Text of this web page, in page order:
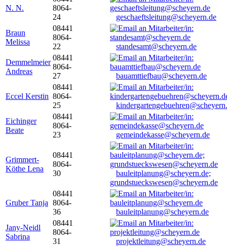
N. N.
8064-
24
geschaeftsleitung@scheyern.de
Braun
Melissa
08441
8064-
22
standesamt@scheyern.de
Demmelmeier
Andreas
08441
8064-
27
bauamttiefbau@scheyern.de
Eccel Kerstin
08441
8064-
25
Eichinger
Beate
08441
8064-
23
gemeindekasse@scheyern.de
Grimmert-
Köthe Lena
08441
8064-
30
bauleitplanung@scheyern.de;
grundstueckswesen@scheyern.de
Gruber Tanja
08441
8064-
36
bauleitplanung@scheyern.de
Jany-Neidl
Sabrina
08441
8064-
31
projektleitung@scheyern.de